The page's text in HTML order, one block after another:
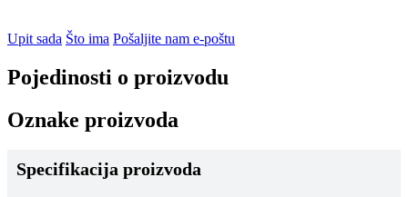
Upit sada Što ima Pošaljite nam e-poštu
Pojedinosti o proizvodu
Oznake proizvoda
Specifikacija proizvoda